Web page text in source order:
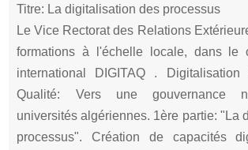
Titre: La digitalisation des processus
Le Vice Rectorat des Relations
formations à l'échelle locale, dans le
international DIGITAQ . Digitalisation
Qualité: Vers une gouvernance
universités algériennes. 1ère partie: "La
processus". Création de capacités